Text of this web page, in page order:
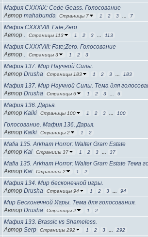
Мафия CXXXIX: Code Geass. Голосование
Авторmahabunda Страницы 7 1 2 3 7
Мафия CXXXVIII: Fate;Zero
Автор
Страницы 113 1 2 3 113
Мафия CXXXVIII: Fate;Zero. Голосование
Автор
Страницы 3 1 2 3
Мафия 137. Мир Научной Силы.
АвторDrusha Страницы 183 1 2 3 183
Мафия 137. Мир Научной Силы. Тема для
АвторDrusha Страницы 6 1 2 3 6
Мафия 136. Дарья.
АвторKaiki Страницы 100 1 2 3 100
Голосование. Мафия 136. Дарья.
АвторKaiki Страницы 2 1 2
Mafia 135. Arkham Horror: Walter Gram Estate
АвторKai Страницы 37 1 2 3 37
Mafia 135. Arkham Horror: Walter Gram Estate Тема
АвторKai Страницы 2 1 2
Мафия 134. Мир бесконечной игры.
АвторDrusha Страницы 94 1 2 3 94
Мир Бесконечной Игры. Тема для голосования.
АвторDrusha Страницы 2 1 2
Мафия 133. Brassic vs Shameless.
АвторSerp Страницы 292 1 2 3 292